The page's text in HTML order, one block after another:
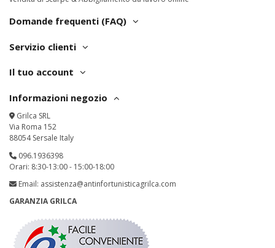
Domande frequenti (FAQ)
Servizio clienti
Il tuo account
Informazioni negozio
Grilca SRL
Via Roma 152
88054 Sersale Italy
096.1936398
Orari: 8:30-13:00 - 15:00-18:00
Email: assistenza@antinfortunisticagrilca.com
GARANZIA GRILCA